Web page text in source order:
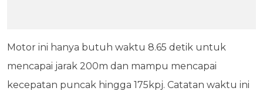
Motor ini hanya butuh waktu 8.65 detik untuk
mencapai jarak 200m dan mampu mencapai
kecepatan puncak hingga 175kpj. Catatan waktu ini